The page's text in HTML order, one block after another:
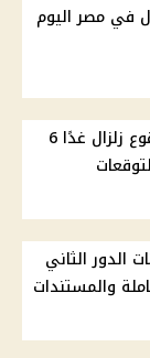
في مصر اليوم
البحوث الفلكية تحسم مزاعم وقوع زلزال غدًا 6
الدور الثاني
كاملة والمستندات